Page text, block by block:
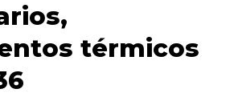
térmicos